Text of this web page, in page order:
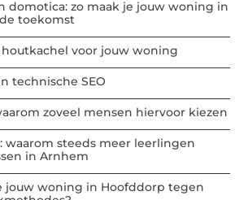
domotica: zo maak je jouw woning in
toekomst
voor jouw woning
technische SEO
zoveel mensen hiervoor kiezen
waarom steeds meer leerlingen
in Arnhem
jouw woning in Hoofddorp tegen